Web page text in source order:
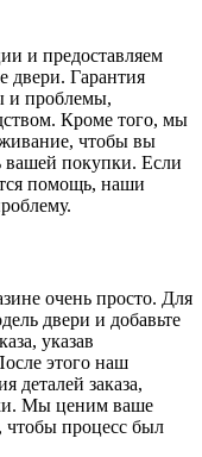
и предоставляем
двери. Гарантия
и проблемы,
Кроме того, мы
чтобы вы
вашей покупки. Если
помощь, наши
очень просто. Для
двери и добавьте
указав
этого наш
деталей заказа,
Мы ценим ваше
чтобы процесс был